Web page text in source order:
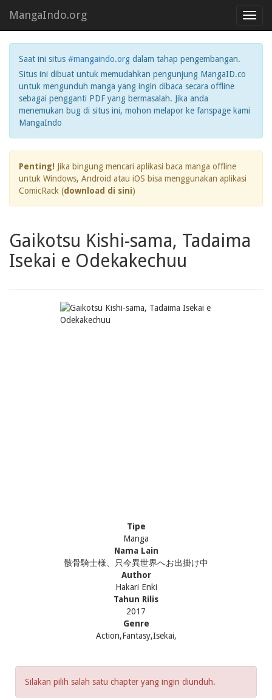
MangaIndo.org
Saat ini situs #mangaindo.org dalam tahap pengembangan.
Situs ini dibuat untuk memudahkan pengunjung MangaID.co
untuk mengunduh manga yang ingin dibaca secara offline
sebagai pengganti PDF yang bermasalah. Jika anda
menemukan bug di situs ini, mohon melapor ke fanspage kami
MangaIndo
Penting! Jika bingung mencari aplikasi baca manga offline
untuk Windows, Android atau iOS bisa menggunakan aplikasi
ComicRack (download di sini)
Gaikotsu Kishi-sama, Tadaima
Isekai e Odekakechuu
Tipe
Manga
Nama Lain
骸骨騎士様、只今異世界へお出掛け中
Author
Hakari Enki
Tahun Rilis
2017
Genre
Action,Fantasy,Isekai,
Silakan pilih salah satu chapter yang ingin diunduh.